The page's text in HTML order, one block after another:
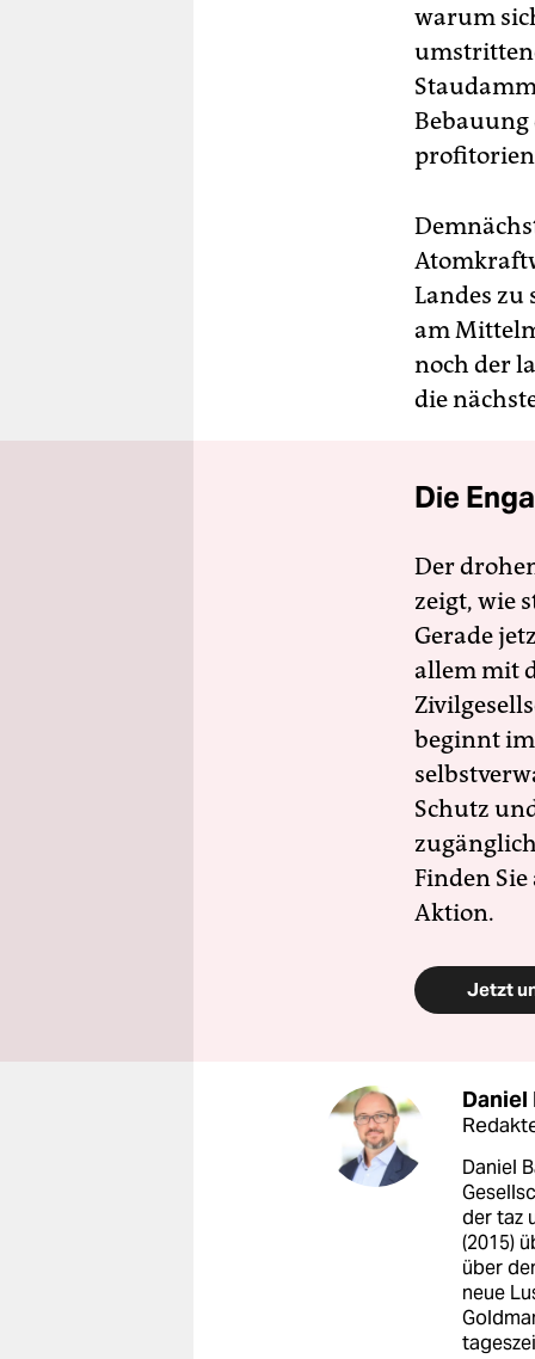
warum
Bebauung
Landes zu
am
noch der
die
Die
Der
zeigt, wie
Gerade
allem mit
beginnt
Schutz
Finden
Aktion.
Jetzt
Daniel
Daniel
der taz
(2015)
über
neue